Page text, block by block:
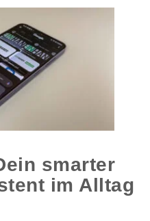
smarter
im Alltag